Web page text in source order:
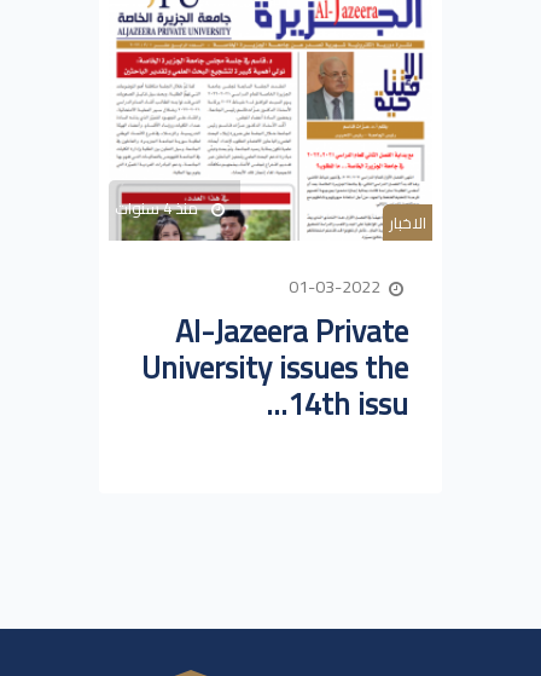
الاخبار منذ 4 سنوات
Al-Jazeera Private
University issues the
14th issu...